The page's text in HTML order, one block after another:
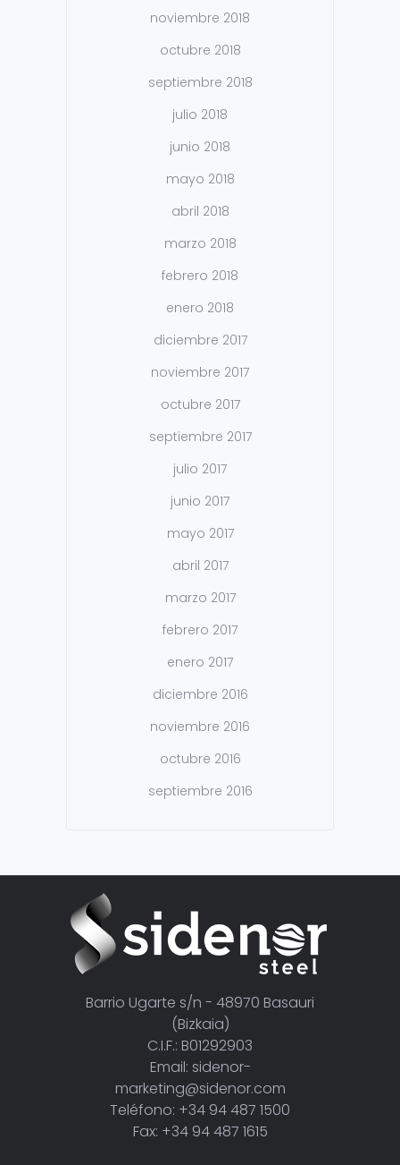
noviembre 2018
octubre 2018
septiembre 2018
julio 2018
junio 2018
mayo 2018
abril 2018
marzo 2018
febrero 2018
enero 2018
diciembre 2017
noviembre 2017
octubre 2017
septiembre 2017
julio 2017
junio 2017
mayo 2017
abril 2017
marzo 2017
febrero 2017
enero 2017
diciembre 2016
noviembre 2016
octubre 2016
septiembre 2016
Barrio Ugarte s/n - 48970 Basauri
(Bizkaia)
C.I.F.: B01292903
Email: sidenor-
marketing@sidenor.com
Teléfono: +34 94 487 1500
Fax: +34 94 487 1615